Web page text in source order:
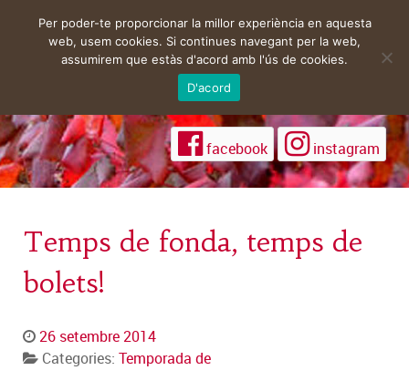
facebook instagram
Temps de fonda, temps de
bolets!
26 setembre 2014
Categories: Temporada de
Per poder-te proporcionar la millor experiència en aquesta
web, usem cookies. Si continues navegant per la web,
assumirem que estàs d'acord amb l'ús de cookies.
D'acord